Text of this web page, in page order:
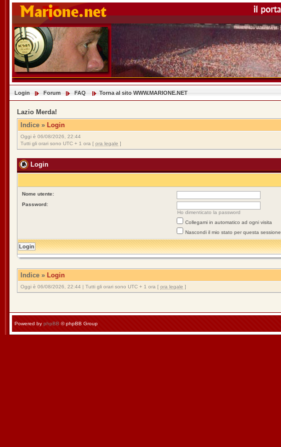
Login Forum FAQ Torna al sito WWW.MARIONE.NET
Lazio Merda!
Indice » Login
Oggi è 06/08/2026, 22:44
Tutti gli orari sono UTC + 1 ora [ ora legale ]
Login
Nome utente:
Password:
Ho dimenticato la password
Collegami in automatico ad ogni visita
Nascondi il mio stato per questa sessione
Indice » Login
Oggi è 06/08/2026, 22:44 | Tutti gli orari sono UTC + 1 ora [ ora legale ]
Powered by phpBB © phpBB Group